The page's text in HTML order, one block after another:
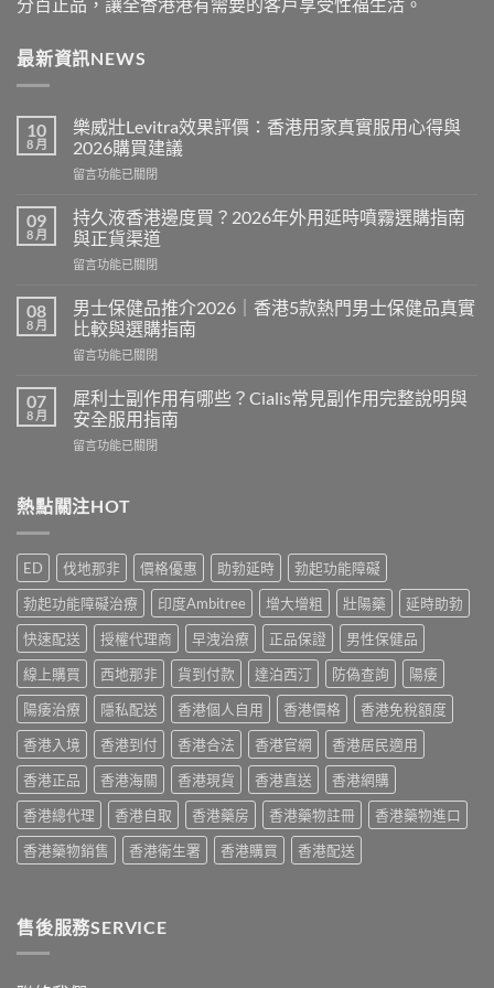
分百正品，讓全香港港有需要的客戶享受性福生活。
最新資訊NEWS
10
8 月
樂威壯Levitra效果評價：香港用家真實服用心得與
2026購買建議
在
威
壯
Levitra
效
評
價：
香
港
家
真
服
得
購
買
建
議〉
中
留言功能已關閉
09
8 月
持久液香港邊度買？2026年外用延時噴霧選購指南
與正貨渠道
在
久
液
香
港
度
買？
2026
年
延
霧
選
購
指
南
與
正
貨
渠
道〉
中
留言功能已關閉
08
8 月
男士保健品推介2026｜香港5款熱門男士保健品真實
比較與選購指南
在
士
保
健
品
2026
港
5
款
熱
門
男
士
保
健
品
真
實
比
較
與
選
購
中
留言功能已關閉
07
8 月
犀利士副作用有哪些？Cialis常見副作用完整說明與
安全服用指南
在
士
副
用
有
哪
些？
Cialis
常
見
副
作
用
完
整
說
明
與
安
全
南〉
留言功能已關閉
熱點關注HOT
ED 伐地那非 價格優惠 助勃延時
勃起功能障礙
勃起功能障礙治療
印度Ambitree 增大增粗 壯陽藥
延時助勃
快速配送
授權代理商 早洩治療 正品保證
男性保健品
線上購買
西地那非 貨到付款 達泊西汀 防偽查詢
陽痿
陽痿治療
隱私配送 香港個人自用 香港價格
香港免稅額度
香港入境
香港到付 香港合法 香港官網
香港居民適用
香港正品
香港海關 香港現貨 香港直送
香港網購
香港總代理
香港自取 香港藥房 香港藥物註冊
香港藥物進口
香港藥物銷售
香港衛生署 香港購買 香港配送
售後服務SERVICE